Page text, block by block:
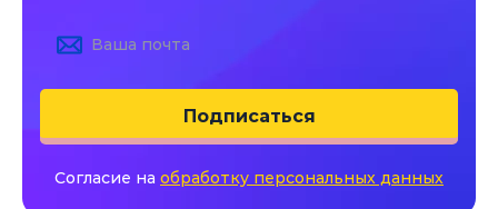
Подписаться
Согласие на обработку персональных данных